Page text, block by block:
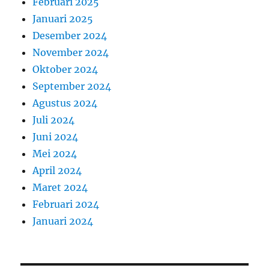
Januari 2025
Desember 2024
November 2024
Oktober 2024
September 2024
Agustus 2024
Juli 2024
Juni 2024
Mei 2024
April 2024
Maret 2024
Februari 2024
Januari 2024